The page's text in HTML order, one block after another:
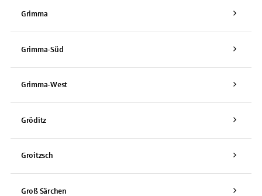
Grimma
Grimma-Süd
Grimma-West
Gröditz
Groitzsch
Groß Särchen